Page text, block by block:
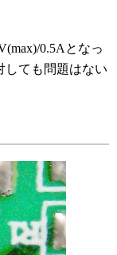
0.5Aとなっ
しても問題はない